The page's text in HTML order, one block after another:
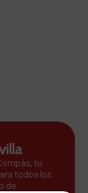
tu
todos los
de